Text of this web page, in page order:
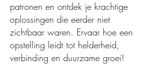
patronen en ontdek je krachtige
oplossingen die eerder niet
zichtbaar waren. Ervaar hoe een
opstelling leidt tot helderheid,
verbinding en duurzame groei!